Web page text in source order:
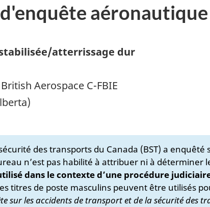
atterrissage dur
Aerospace C-FBIE
des transports du Canada (BST) a
n’est pas habilité à attribuer ni à déterminer
dans le contexte d’une procédure
titres de poste masculins peuvent être utilisés
sur les accidents de transport et de la sécurité des